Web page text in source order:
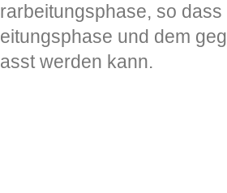
so
und dem
werden kann.